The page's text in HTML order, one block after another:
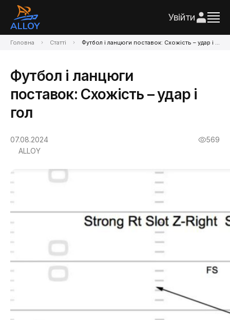
Увійти
Головна Статті Футбол і ланцюги поставок: Схожість – удар і гол
Футбол і ланцюги
поставок: Схожість – удар і
гол
07.08.2024
ALLOY
569